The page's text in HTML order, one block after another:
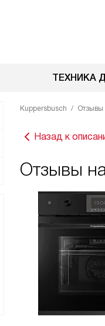
ТЕХНИКА
Kuppersbusch Отзывы
Назад к
Отзывы